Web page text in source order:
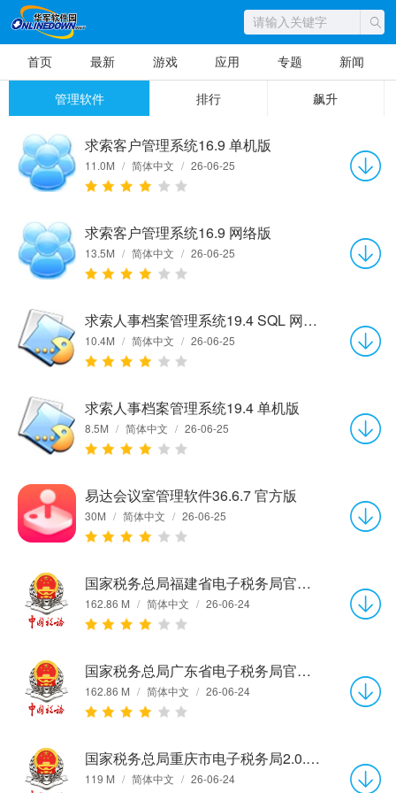
首页 最新 游戏 应用 专题 新闻
管理软件 排行 飙升
求索客户管理系统16.9 单机版
11.0M / 简体中文 / 26-06-25
求索客户管理系统16.9 网络版
13.5M / 简体中文 / 26-06-25
求索人事档案管理系统19.4 SQL 网络版
10.4M / 简体中文 / 26-06-25
求索人事档案管理系统19.4 单机版
8.5M / 简体中文 / 26-06-25
易达会议室管理软件36.6.7 官方版
30M / 简体中文 / 26-06-25
国家税务总局福建省电子税务局官方版
162.86 M / 简体中文 / 26-06-24
国家税务总局广东省电子税务局官方版
162.86 M / 简体中文 / 26-06-24
国家税务总局重庆市电子税务局2.0.013 官方版
119 M / 简体中文 / 26-06-24